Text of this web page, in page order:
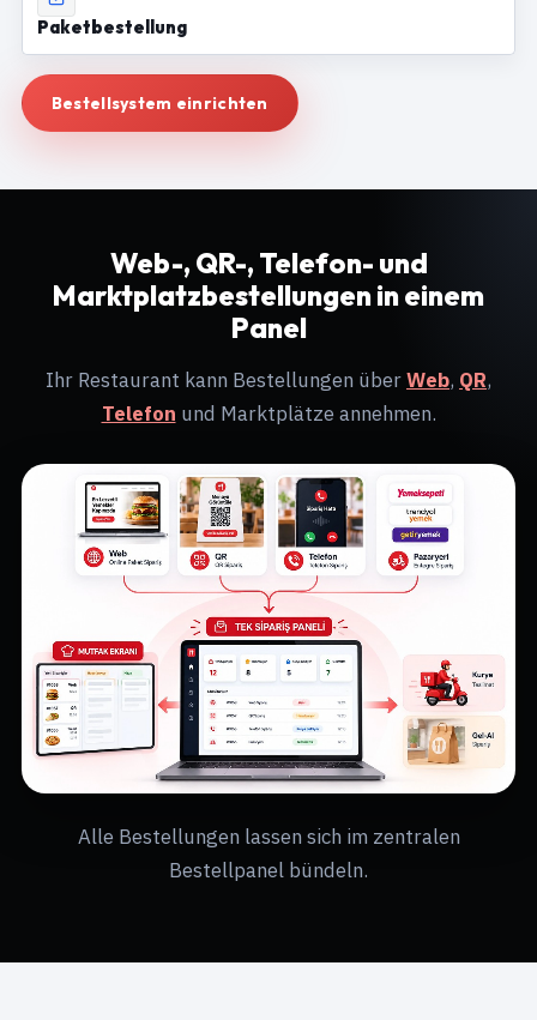
Paketbestellung
Bestellsystem einrichten
Web-, QR-, Telefon- und
Marktplatzbestellungen in einem
Panel
Ihr Restaurant kann Bestellungen überWeb, QR,
Telefon und Marktplätze annehmen.
Alle Bestellungen lassen sich im zentralen
Bestellpanel bündeln.